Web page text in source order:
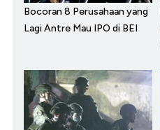
Bocoran 8 Perusahaan yang
Lagi Antre Mau IPO di BEI